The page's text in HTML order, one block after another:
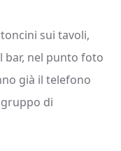
sui tavoli,
bar, nel punto foto
già il telefono
di